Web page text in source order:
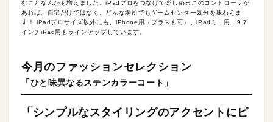
むことなんかも増えました。iPadプロをつなげて楽しめるこのコントローラが
あれば、自宅だけではなく、どんな場所でもゲームセンター気分を味わえま
す！ iPadプロサイズ以外にも、iPhone用（プラスも可）、iPadミニ用、9.7
インチiPad用もラインアップしています。
今月のファッションセレクション
「ひと味異なるステンカラーコート」
「シンプルなスタイリングのアクセントにピ